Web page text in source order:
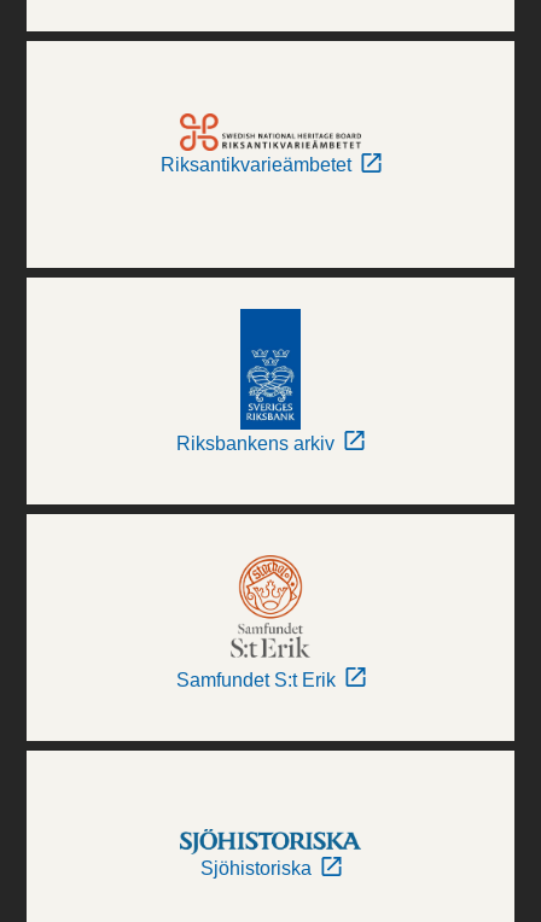
Riksantikvarieämbetet
Riksbankens arkiv
Samfundet S:t Erik
Sjöhistoriska